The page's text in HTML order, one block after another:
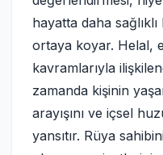
hayatta daha
ortaya koyar. Helal,
kavramlarıyla
zamanda kişinin
arayışını ve içsel
yansıtır. Rüya